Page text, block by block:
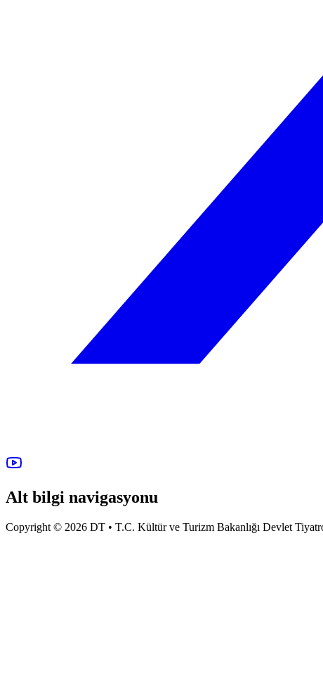
Alt bilgi navigasyonu
Copyright © 2026 DT • T.C. Kültür ve Turizm Bakanlığı Devlet